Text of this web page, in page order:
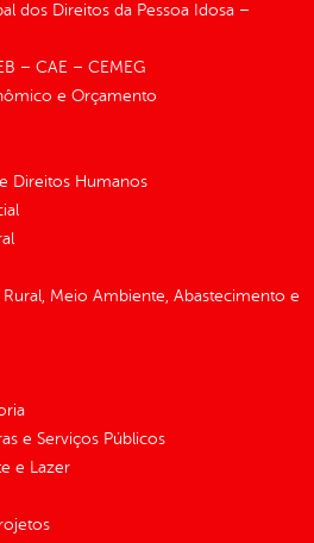
dos Direitos da Pessoa Idosa –
– CAE – CEMEG
e Orçamento
Direitos Humanos
Meio Ambiente, Abastecimento e
e Serviços Públicos
e Lazer